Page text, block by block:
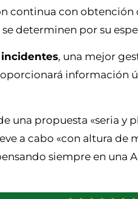
continua con obtención
determinen por su
incidentes, una mejor
información
una propuesta «seria y
a cabo «con altura de
siempre en una